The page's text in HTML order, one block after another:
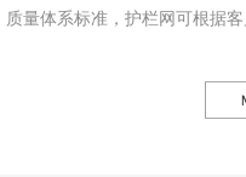
质量体系标准，护栏网可根